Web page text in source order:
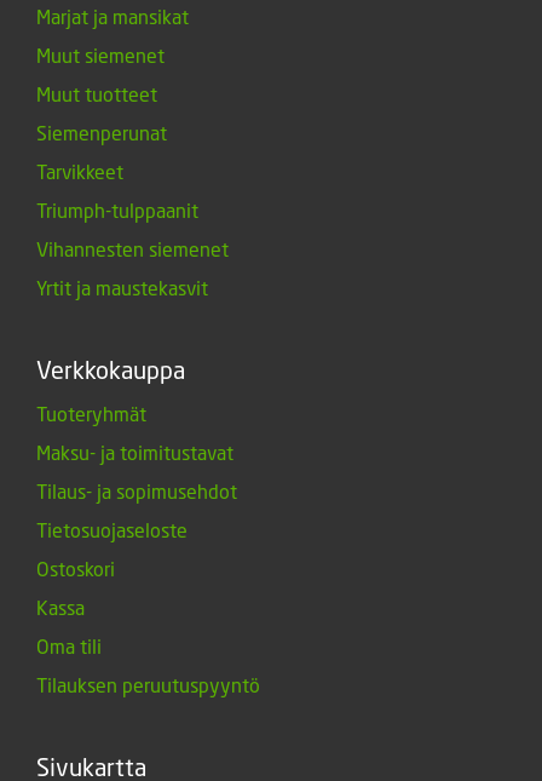
Marjat ja mansikat
Muut siemenet
Muut tuotteet
Siemenperunat
Tarvikkeet
Triumph-tulppaanit
Vihannesten siemenet
Yrtit ja maustekasvit
Verkkokauppa
Tuoteryhmät
Maksu- ja toimitustavat
Tilaus- ja sopimusehdot
Tietosuojaseloste
Ostoskori
Kassa
Oma tili
Tilauksen peruutuspyyntö
Sivukartta